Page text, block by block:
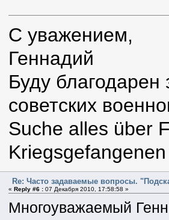
С уважением,
Геннадий
Буду
советских
Suche alles über
Kriegsgefangenen
Re: Часто задаваемые вопросы.
« Reply #6 :07 Декабря 2010, 17:58:58 »
Многоуважаемый